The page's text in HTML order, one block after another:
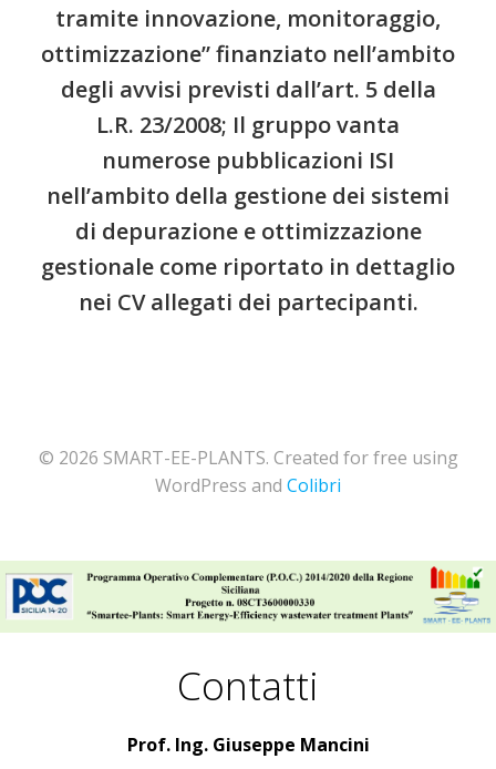
tramite innovazione, monitoraggio,
ottimizzazione” finanziato nell’ambito
degli avvisi previsti dall’art. 5 della
L.R. 23/2008; Il gruppo vanta
numerose pubblicazioni ISI
nell’ambito della gestione dei sistemi
di depurazione e ottimizzazione
gestionale come riportato in dettaglio
nei CV allegati dei partecipanti.
© 2026 SMART-EE-PLANTS. Created for free using
WordPress and Colibri
Contatti
Prof. Ing. Giuseppe Mancini